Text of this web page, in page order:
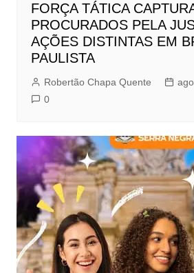
FORÇA TÁTICA
PROCURADOS PELA
AÇÕES DISTINTAS EM
PAULISTA
Robertão Chapa Quente
0